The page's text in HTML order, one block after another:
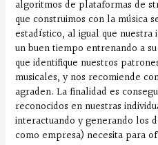
algoritmos de plataformas de
que construimos con la música
estadístico, al igual que
un buen tiempo entrenando a
que identifique nuestros
musicales, y nos recomiende
agraden. La finalidad es
reconocidos en nuestras
interactuando y generando los
como empresa) necesita para